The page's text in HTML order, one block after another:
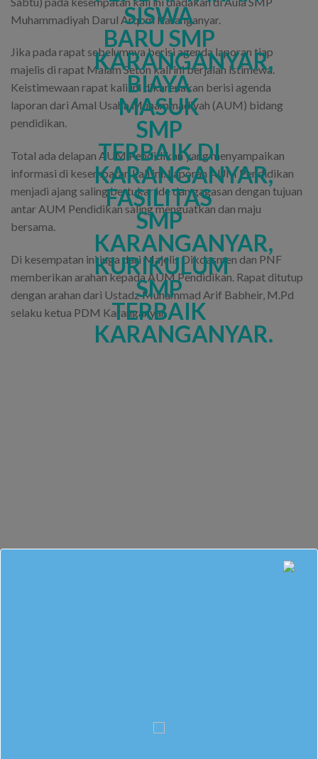
Muhammadiyah Darul Arqom Karanganyar.
Jika pada rapat sebelumnya berisi agenda laporan tiap
majelis di rapat Malam Seton kali ini berjalan istimewa.
Keistimewaan rapat kali ini dikarenakan berisi agenda
laporan dari Amal Usaha Muhammadiyah (AUM) bidang
pendidikan.
Total ada delapan AUM Pendidikan yang menyampaikan
informasi di kesempatan kali ini. Laporan AUM Pendidikan
menjadi ajang saling bertukar ide dan gagasan dengan tujuan
antar AUM Pendidikan saling menguatkan dan maju
bersama.
Di kesempatan ini juga dari Majelis Dikdasmen dan PNF
memberikan arahan kepada AUM Pendidikan. Rapat ditutup
dengan arahan dari Ustadz Muhammad Arif Babheir, M.Pd
selaku ketua PDM Karanganyar.